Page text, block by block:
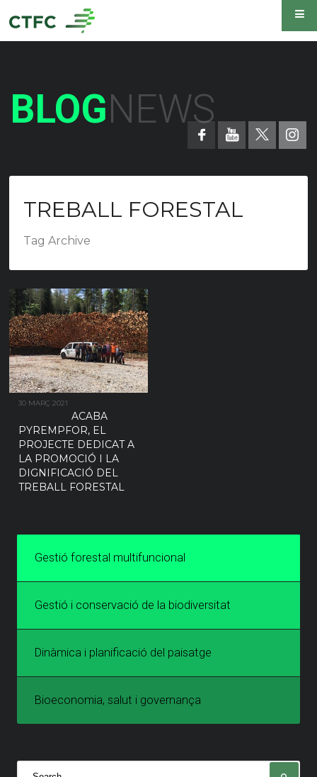
BLOGNEWS
TREBALL FORESTAL
Tag Archive
30 MARÇ 2021
ACABA
PYREMPFOR, EL
PROJECTE DEDICAT A
LA PROMOCIÓ I LA
DIGNIFICACIÓ DEL
TREBALL FORESTAL
Gestió forestal multifuncional
Gestió i conservació de la biodiversitat
Dinàmica i planificació del paisatge
Bioeconomia, salut i governança